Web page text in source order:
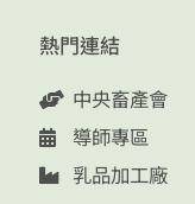
熱門連結
中央畜產會
導師專區
乳品加工廠